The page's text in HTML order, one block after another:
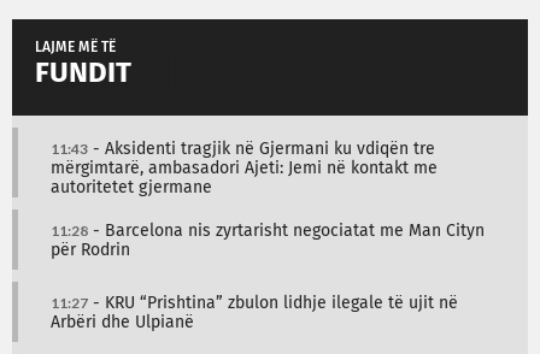
LAJME MË TË
FUNDIT
11:43 - Aksidenti tragjik në Gjermani ku vdiqën tre
mërgimtarë, ambasadori Ajeti: Jemi në kontakt me
autoritetet gjermane
11:28 - Barcelona nis zyrtarisht negociatat me Man Cityn
për Rodrin
11:27 - KRU “Prishtina” zbulon lidhje ilegale të ujit në
Arbëri dhe Ulpianë